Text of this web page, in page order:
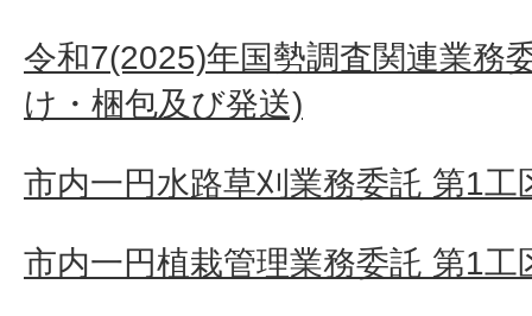
令和7(2025)年国勢調査関連業務
け・梱包及び発送)
市内一円水路草刈業務委託 第1工
市内一円植栽管理業務委託 第1工